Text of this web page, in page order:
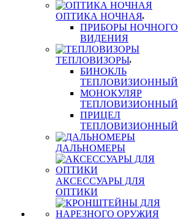
ОПТИКА НОЧНАЯ
ПРИБОРЫ НОЧНОГО
ВИДЕНИЯ
ТЕПЛОВИЗОРЫ
БИНОКЛЬ
ТЕПЛОВИЗИОННЫЙ
МОНОКУЛЯР
ТЕПЛОВИЗИОННЫЙ
ПРИЦЕЛ
ТЕПЛОВИЗИОННЫЙ
ДАЛЬНОМЕРЫ
АКСЕССУАРЫ ДЛЯ
ОПТИКИ